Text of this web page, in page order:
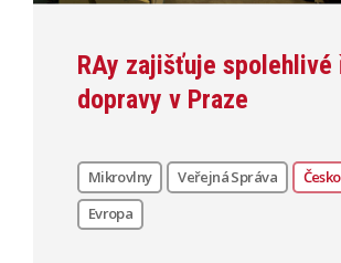
RAy zajišťuje spolehlivé
dopravy v Praze
Mikrovlny Veřejná Správa
Česko
Evropa